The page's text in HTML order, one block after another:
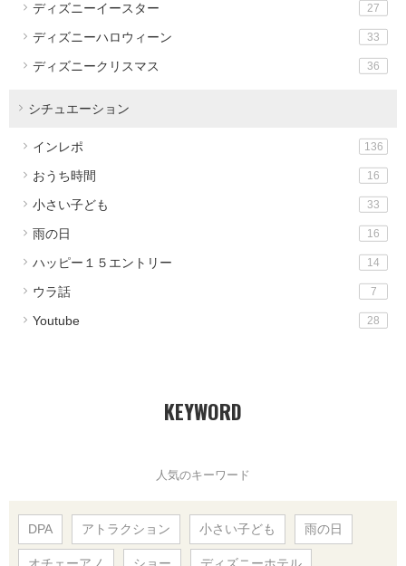
ディズニーイースター 27
ディズニーハロウィーン 33
ディズニークリスマス 36
シチュエーション
インレポ 136
おうち時間 16
小さい子ども 33
雨の日 16
ハッピー１５エントリー 14
ウラ話 7
Youtube 28
KEYWORD
人気のキーワード
DPA アトラクション 小さい子ども 雨の日